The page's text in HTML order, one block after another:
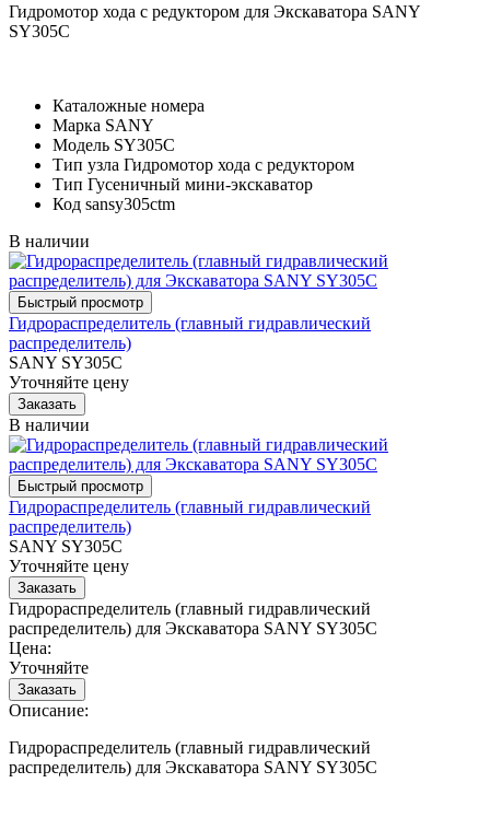
Гидромотор хода с редуктором для Экскаватора SANY
SY305C
Каталожные номера
Марка SANY
Модель SY305C
Тип узла Гидромотор хода с редуктором
Тип Гусеничный мини-экскаватор
Код sansy305ctm
В наличии
Гидрораспределитель (главный гидравлический
распределитель)
SANY SY305C
Уточняйте цену
В наличии
Гидрораспределитель (главный гидравлический
распределитель)
SANY SY305C
Уточняйте цену
Гидрораспределитель (главный гидравлический
распределитель) для Экскаватора SANY SY305C
Цена:
Уточняйте
Описание:
Гидрораспределитель (главный гидравлический
распределитель) для Экскаватора SANY SY305C